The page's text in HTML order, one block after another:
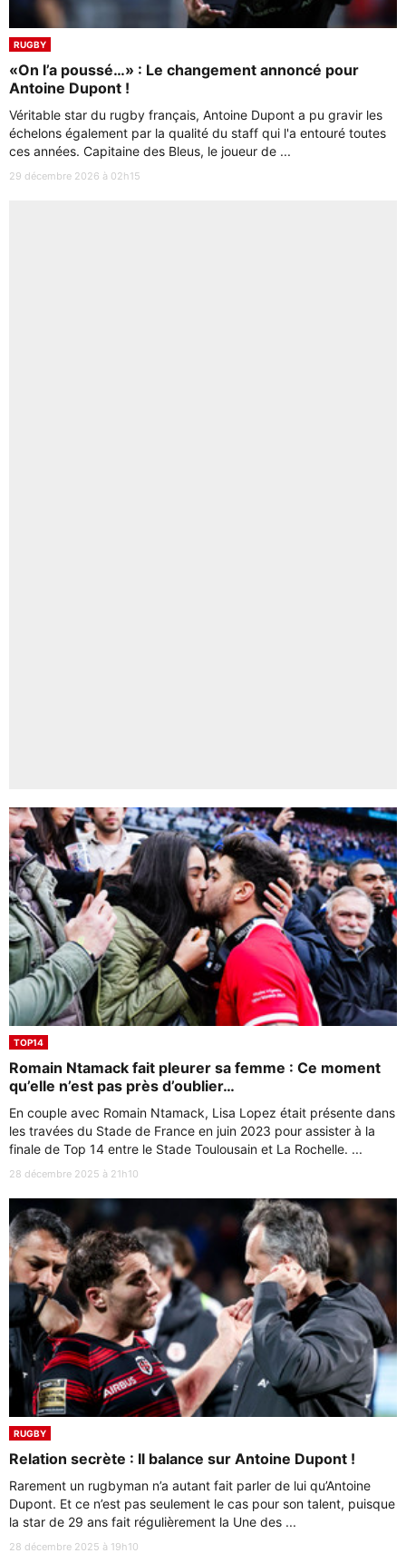
RUGBY
«On l’a poussé…» : Le changement annoncé pour
Antoine Dupont !
Véritable star du rugby français, Antoine Dupont a pu gravir les
échelons également par la qualité du staff qui l'a entouré toutes
ces années. Capitaine des Bleus, le joueur de ...
29 décembre 2026 à 02h15
TOP14
Romain Ntamack fait pleurer sa femme : Ce moment
qu’elle n’est pas près d’oublier…
En couple avec Romain Ntamack, Lisa Lopez était présente dans
les travées du Stade de France en juin 2023 pour assister à la
finale de Top 14 entre le Stade Toulousain et La Rochelle. ...
28 décembre 2025 à 21h10
RUGBY
Relation secrète : Il balance sur Antoine Dupont !
Rarement un rugbyman n’a autant fait parler de lui qu’Antoine
Dupont. Et ce n’est pas seulement le cas pour son talent, puisque
la star de 29 ans fait régulièrement la Une des ...
28 décembre 2025 à 19h10